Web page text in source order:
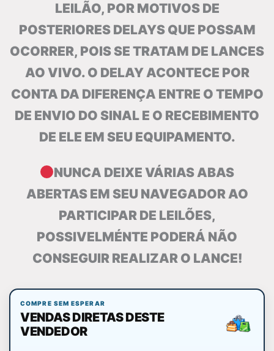
LEILÃO, POR MOTIVOS DE
POSTERIORES DELAYS QUE POSSAM
OCORRER, POIS SE TRATAM DE LANCES
AO VIVO. O DELAY ACONTECE POR
CONTA DA DIFERENÇA ENTRE O TEMPO
DE ENVIO DO SINAL E O RECEBIMENTO
DE ELE EM SEU EQUIPAMENTO.
NUNCA DEIXE VÁRIAS ABAS
ABERTAS EM SEU NAVEGADOR AO
PARTICIPAR DE LEILÕES,
POSSIVELMÉNTE PODERÁ NÃO
CONSEGUIR REALIZAR O LANCE!
COMPRE SEM ESPERAR
VENDAS DIRETAS DESTE
VENDEDOR